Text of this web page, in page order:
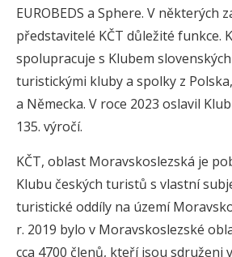
EUROBEDS a Sphere. V některých
představitelé KČT důležité funkce.
spolupracuje s Klubem
turistickými kluby a spolky z
a Německa. V roce 2023 oslavil
135. výročí.
KČT, oblast Moravskoslezská je
Klubu českých turistů s vlastní
turistické oddíly na území
r. 2019 bylo v Moravskoslezské
cca 4700 členů, kteří jsou sdruženi